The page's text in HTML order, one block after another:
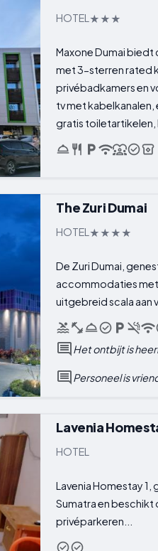
HOTEL
Maxone Dumai
met 3-sterren rated
privébadkamers en
tv met
gratis toiletartikelen,
The Zuri Dumai
HOTEL
De Zuri Dumai,
accommodaties
uitgebreid scala aan
Het ontbijt is
Personeel is
Lavenia
HOTEL
Lavenia Homestay 1,
Sumatra en
privéparkeren...